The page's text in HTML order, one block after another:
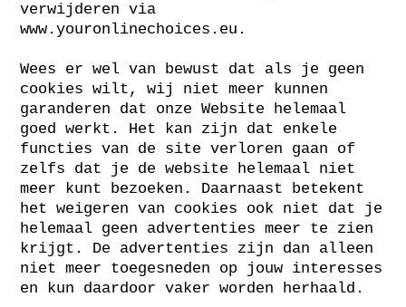
verwijderen via
www.youronlinechoices.eu .
Wees er wel van bewust dat als je geen
cookies wilt, wij niet meer kunnen
garanderen dat onze Website helemaal
goed werkt. Het kan zijn dat enkele
functies van de site verloren gaan of
zelfs dat je de website helemaal niet
meer kunt bezoeken. Daarnaast betekent
het weigeren van cookies ook niet dat je
helemaal geen advertenties meer te zien
krijgt. De advertenties zijn dan alleen
niet meer toegesneden op jouw interesses
en kun daardoor vaker worden herhaald.